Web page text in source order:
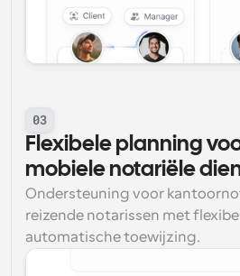
03
Flexibele planning
mobiele notariële
Ondersteuning voor
reizende notarissen met
automatische toewijzing.